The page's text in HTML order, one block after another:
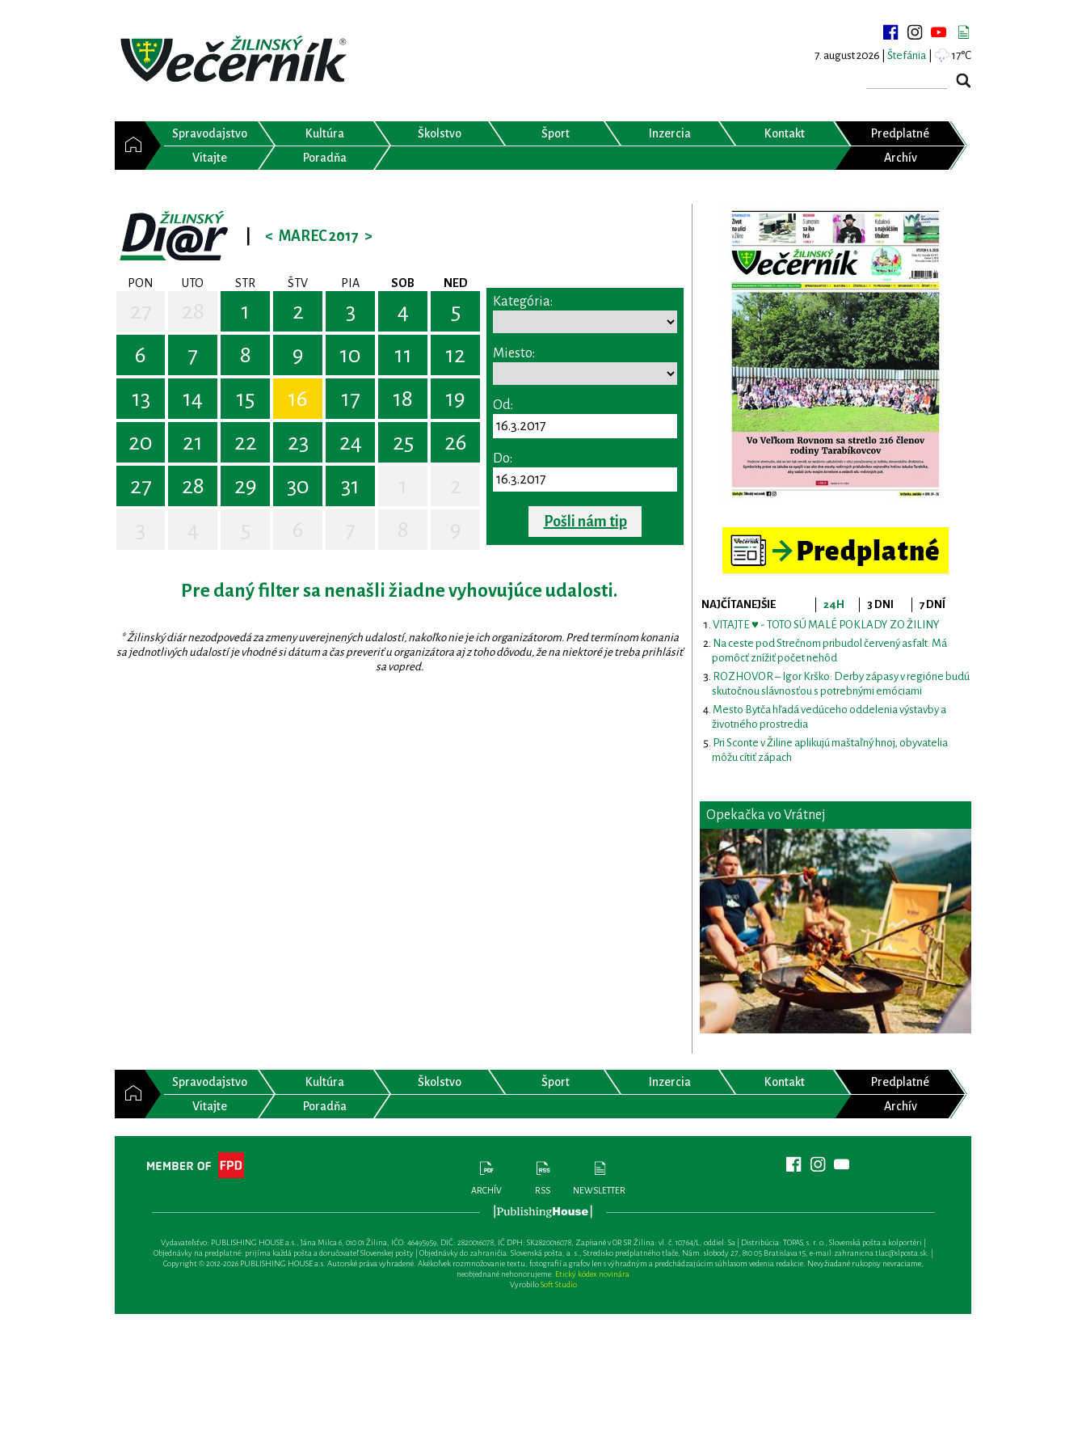
7. august 2026 | Štefánia 17°C
Spravodajstvo Kultúra Školstvo Šport Inzercia Kontakt
Predplatné
Vitajte
Poradňa Archív
< MAREC 2017 >
PON UTO STR ŠTV PIA SOB NED
1 2 3 4
5
6
7 8 9 10 11
12
13
14 15 16 17 18
19
20
21 22 23 24 25
26
27
28 29 30 31
Kategória:
Miesto:
Od:
Do:
Pošli nám tip
Pre daný filter sa nenašli žiadne vyhovujúce udalosti.
* Žilinský diár nezodpovedá za zmeny uverejnených udalostí, nakoľko nie je ich organizátorom. Pred termínom konania
sa jednotlivých udalostí je vhodné si dátum a čas preveriť u organizátora aj z toho dôvodu, že na niektoré je treba prihlásiť
sa vopred.
NAJČÍTANEJŠIE 24H 3 DNI
7 DNÍ
VITAJTE ♥ - TOTO SÚ MALÉ POKLADY ZO ŽILINY
Na ceste pod Strečnom pribudol červený asfalt. Má
pomôcť znížiť počet nehôd
ROZHOVOR – Igor Krško: Derby zápasy v regióne budú
skutočnou slávnosťou s potrebnými emóciami
Mesto Bytča hľadá vedúceho oddelenia výstavby a
životného prostredia
Pri Sconte v Žiline aplikujú maštaľný hnoj, obyvatelia
môžu cítiť zápach
Opekačka vo Vrátnej
Spravodajstvo Kultúra Školstvo Šport Inzercia Kontakt
Predplatné
Vitajte
Poradňa Archív
ARCHÍV RSS NEWSLETTER
Vydavateľsťvo: PUBLISHING HOUSE a.s., Jána Milca 6, 010 01 Žilina, IČO: 46495959, DIČ: 2820016078, IČ DPH: SK2820016078, Zapísané v OR SR Žilina: vl. č. 10764/L, oddiel: Sa | Distribúcia: TOPAS, s. r. o., Slovenská pošta a kolportéri |
Objednávky na predplatné: prijíma každá pošta a doručovateľ Slovenskej pošty | Objednávky do zahraničia: Slovenská pošta, a. s., Stredisko predplatného tlače, Nám. slobody 27, 810 05 Bratislava 15, e-mail:zahranicna.tlac@slposta.sk. |
Copyright © 2012-2026 PUBLISHING HOUSE a.s. Autorské práva vyhradené. Akékoľvek rozmnožovanie textu, fotografií a grafov len s výhradným a predchádzajúcim súhlasom vedenia redakcie. Nevyžiadané rukopisy nevraciame,
neobjednané nehonorujeme. Etický kódex novinára
VyrobiloSoft Studio